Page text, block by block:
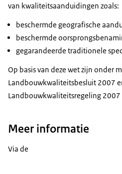
van kwaliteitsaanduidingen zoals:
beschermde geografische
beschermde
gegarandeerde traditionele
Op basis van deze wet zijn onder
Landbouwkwaliteitsbesluit 2007
Landbouwkwaliteitsregeling
Meer informatie
Via de